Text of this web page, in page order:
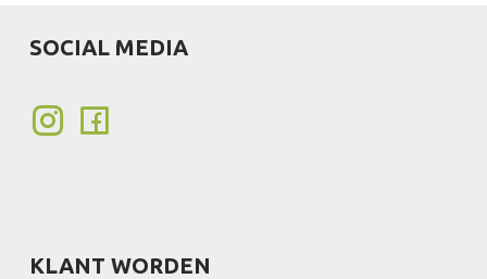
SOCIAL MEDIA
KLANT WORDEN